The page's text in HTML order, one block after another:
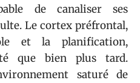
de canaliser ses
Le cortex préfrontal,
et la planification,
que bien plus tard.
saturé de